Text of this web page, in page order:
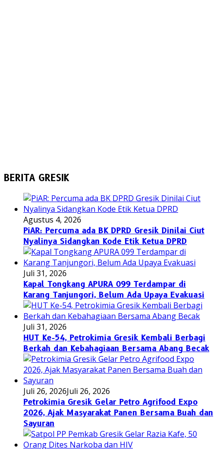
BERITA GRESIK
Agustus 4, 2026
PiAR: Percuma ada BK DPRD Gresik Dinilai Ciut
Nyalinya Sidangkan Kode Etik Ketua DPRD
Juli 31, 2026
Kapal Tongkang APURA 099 Terdampar di
Karang Tanjungori, Belum Ada Upaya Evakuasi
Juli 31, 2026
HUT Ke-54, Petrokimia Gresik Kembali Berbagi
Berkah dan Kebahagiaan Bersama Abang Becak
Juli 26, 2026Juli 26, 2026
Petrokimia Gresik Gelar Petro Agrifood Expo
2026, Ajak Masyarakat Panen Bersama Buah dan
Sayuran